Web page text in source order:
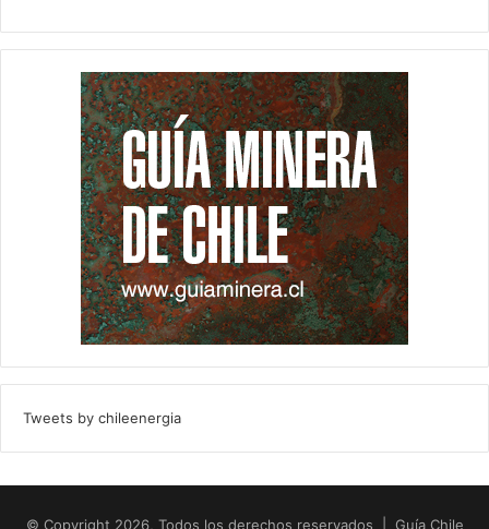
Tweets by chileenergia
© Copyright 2026, Todos los derechos reservados | Guía Chile